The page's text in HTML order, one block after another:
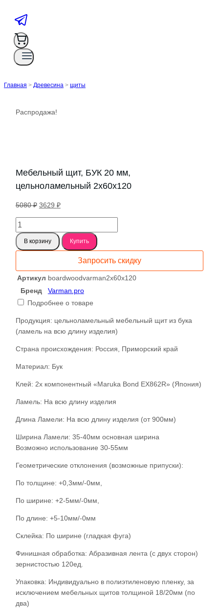
Главная > Древесина > щиты
Распродажа!
Мебельный щит, БУК 20 мм,
цельноламельный 2х60х120
5080₽ Первоначальная
5080 ₽.
3629 ₽Текущая
Количество
товара
Мебельный
щит,
20
мм,
цельноламельный
2х60х120
В корзину Купить
Запросить скидку
Артикул boardwoodvarman2x60x120
Бренд
Varman.pro
Подробнее о товаре
Продукция: цельноламельный мебельный щит из бука
(ламель на всю длину изделия)
Страна происхождения: Россия, Приморский край
Материал: Бук
Клей: 2х компонентный «Maruka Bond EX862R» (Япония)
Ламель: На всю длину изделия
Длина Ламели: На всю длину изделия (от 900мм)
Ширина Ламели: 35-40мм основная ширина
Возможно использование 30-55мм
Геометрические отклонения (возможные припуски):
По толщине: +0,3мм/-0мм,
По ширине: +2-5мм/-0мм,
По длине: +5-10мм/-0мм
Склейка: По ширине (гладкая фуга)
Финишная обработка: Абразивная лента (с двух сторон)
зернистостью 120ед.
Упаковка: Индивидуально в полиэтиленовую пленку, за
исключением мебельных щитов толщиной 18/20мм (по
два)